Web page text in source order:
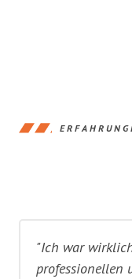
"Ich war
professionellen